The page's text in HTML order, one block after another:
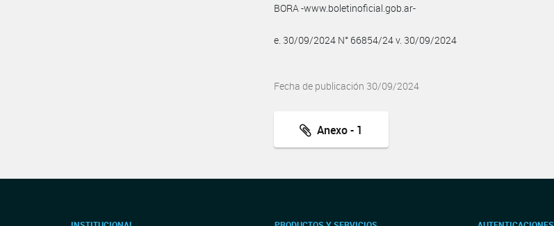
BORA -www.boletinoficial.gob.ar-
e. 30/09/2024 N° 66854/24 v. 30/09/2024
Fecha de publicación 30/09/2024
Anexo - 1